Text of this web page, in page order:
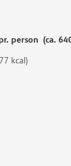
person (ca.
kcal)